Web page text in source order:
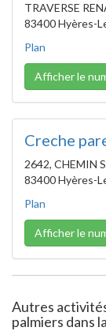
TRAVERSE
83400 Hyères-
Plan
Afficher le
Creche
2642, CHEMIN
83400 Hyères-
Plan
Afficher le
Autres
palmiers dans